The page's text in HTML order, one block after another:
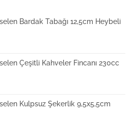
Bardak Tabağı 12,5cm Heybeli
Çeşitli Kahveler Fincanı 230cc
Kulpsuz Şekerlik 9,5x5,5cm